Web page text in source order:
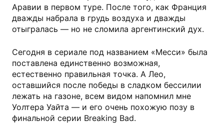
Аравии в первом туре. После того, как Франция
дважды набрала в грудь воздуха и дважды
отыгралась — но не сломила аргентинский дух.
Сегодня в сериале под названием «Месси» была
поставлена единственно возможная,
естественно правильная точка. А Лео,
оставшийся после победы в сладком бессилии
лежать на газоне, всем видом напомнил мне
Уолтера Уайта — и его очень похожую позу в
финальной серии Breaking Bad.